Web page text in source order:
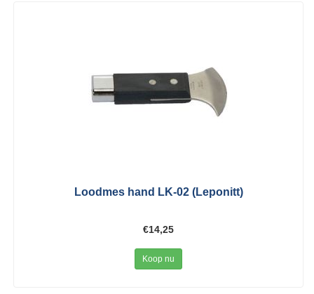
Loodmes hand LK-02 (Leponitt)
€14,25
Koop nu